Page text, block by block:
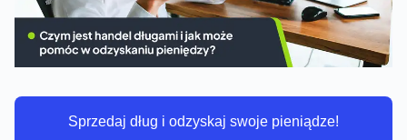
Sprzedaj dług i odzyskaj swoje pieniądze!